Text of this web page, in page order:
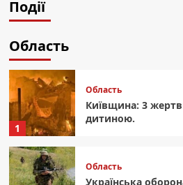
Події22 години тому назад
Область
5
1
Область
Київщина: 3
дитиною.
Область
Українська